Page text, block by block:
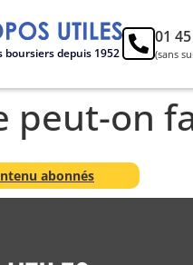
boursiers depuis 1952
01
(sans
peut-on
abonnés